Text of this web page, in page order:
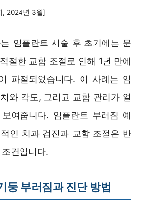
, 2024년 3월]
임플란트 시술 후 초기에는 문
절한 교합 조절로 인해 1년 만에
파절되었습니다. 이 사례는 임
와 각도, 그리고 교합 관리가 얼
여줍니다. 임플란트 부러짐 예
인 치과 검진과 교합 조절은 반
건입니다.
둥 부러짐과 진단 방법